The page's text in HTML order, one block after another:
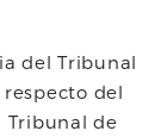
del Tribunal
del
Tribunal de